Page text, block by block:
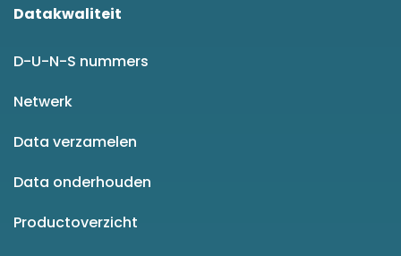
Datakwaliteit
D-U-N-S nummers
Netwerk
Data verzamelen
Data onderhouden
Productoverzicht